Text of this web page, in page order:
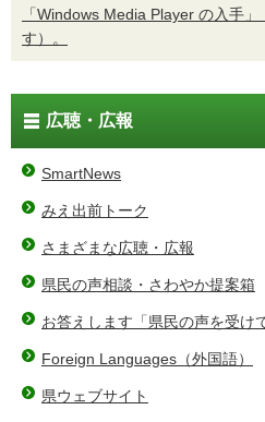
「Windows Media Player の入手
す）。
広聴・広報
SmartNews
みえ出前トーク
さまざまな広聴・広報
県民の声相談・さわやか提案箱
お答えします「県民の声を受け
Foreign Languages（外国語）
県ウェブサイト